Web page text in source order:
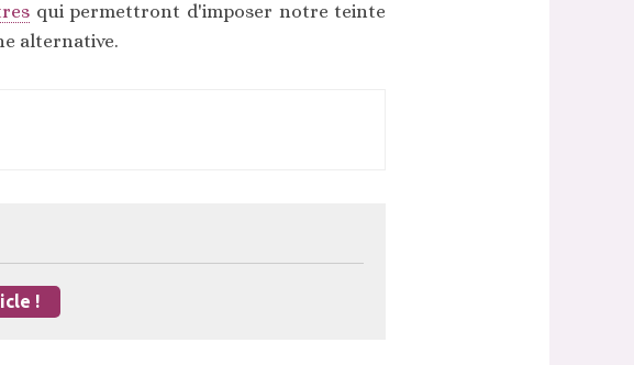
qui permettront d'imposer notre teinte
alternative.
!